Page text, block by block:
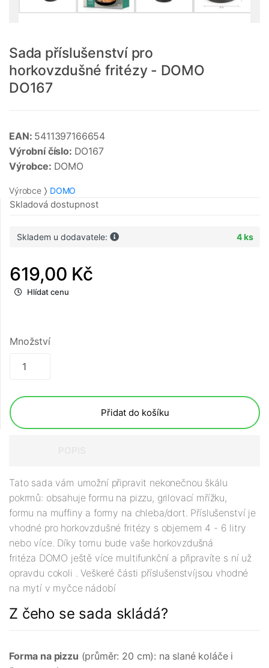
Sada příslušenství pro
horkovzdušné fritézy - DOMO
DO167
EAN: 5411397166654
Výrobní číslo: DO167
Výrobce: DOMO
Výrobce DOMO
Skladová dostupnost
Skladem u dodavatele: 4 ks
619,00 Kč
Hlídat cenu
Množství
Přidat do košíku
Tato sada vám umožní připravit nekonečnou škálu
pokrmů: obsahuje formu na pizzu, grilovací mřížku,
formu na muffiny a formy na chleba/dort. Příslušenství je
vhodné pro horkovzdušné fritézy s objemem 4 - 6 litry
nebo více. Díky tomu bude vaše horkovzdušná
fritéza DOMO ještě více multifunkční a připravíte s ní už
opravdu cokoli . Veškeré části příslušenstvíjsou vhodné
na mytí v myčce nádobí
Z čeho se sada skládá?
Forma na pizzu (průměr: 20 cm): na slané koláče i